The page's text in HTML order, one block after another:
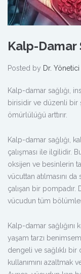
Kalp-Damar
Posted by Dr. Yönetici
Kalp-damar sağlığı,
birisidir ve düzenli bir
ömürlülüğü arttırır.
Kalp-damar sağlığı,
çalışması ile ilgilidir.
oksijen ve besinlerin
vücuttan atılmasını
çalışan bir pompadır.
vücudun tüm
Kalp-damar sağlığını
yaşam tarzı
dengeli ve sağlıklı
kullanımını azaltmak